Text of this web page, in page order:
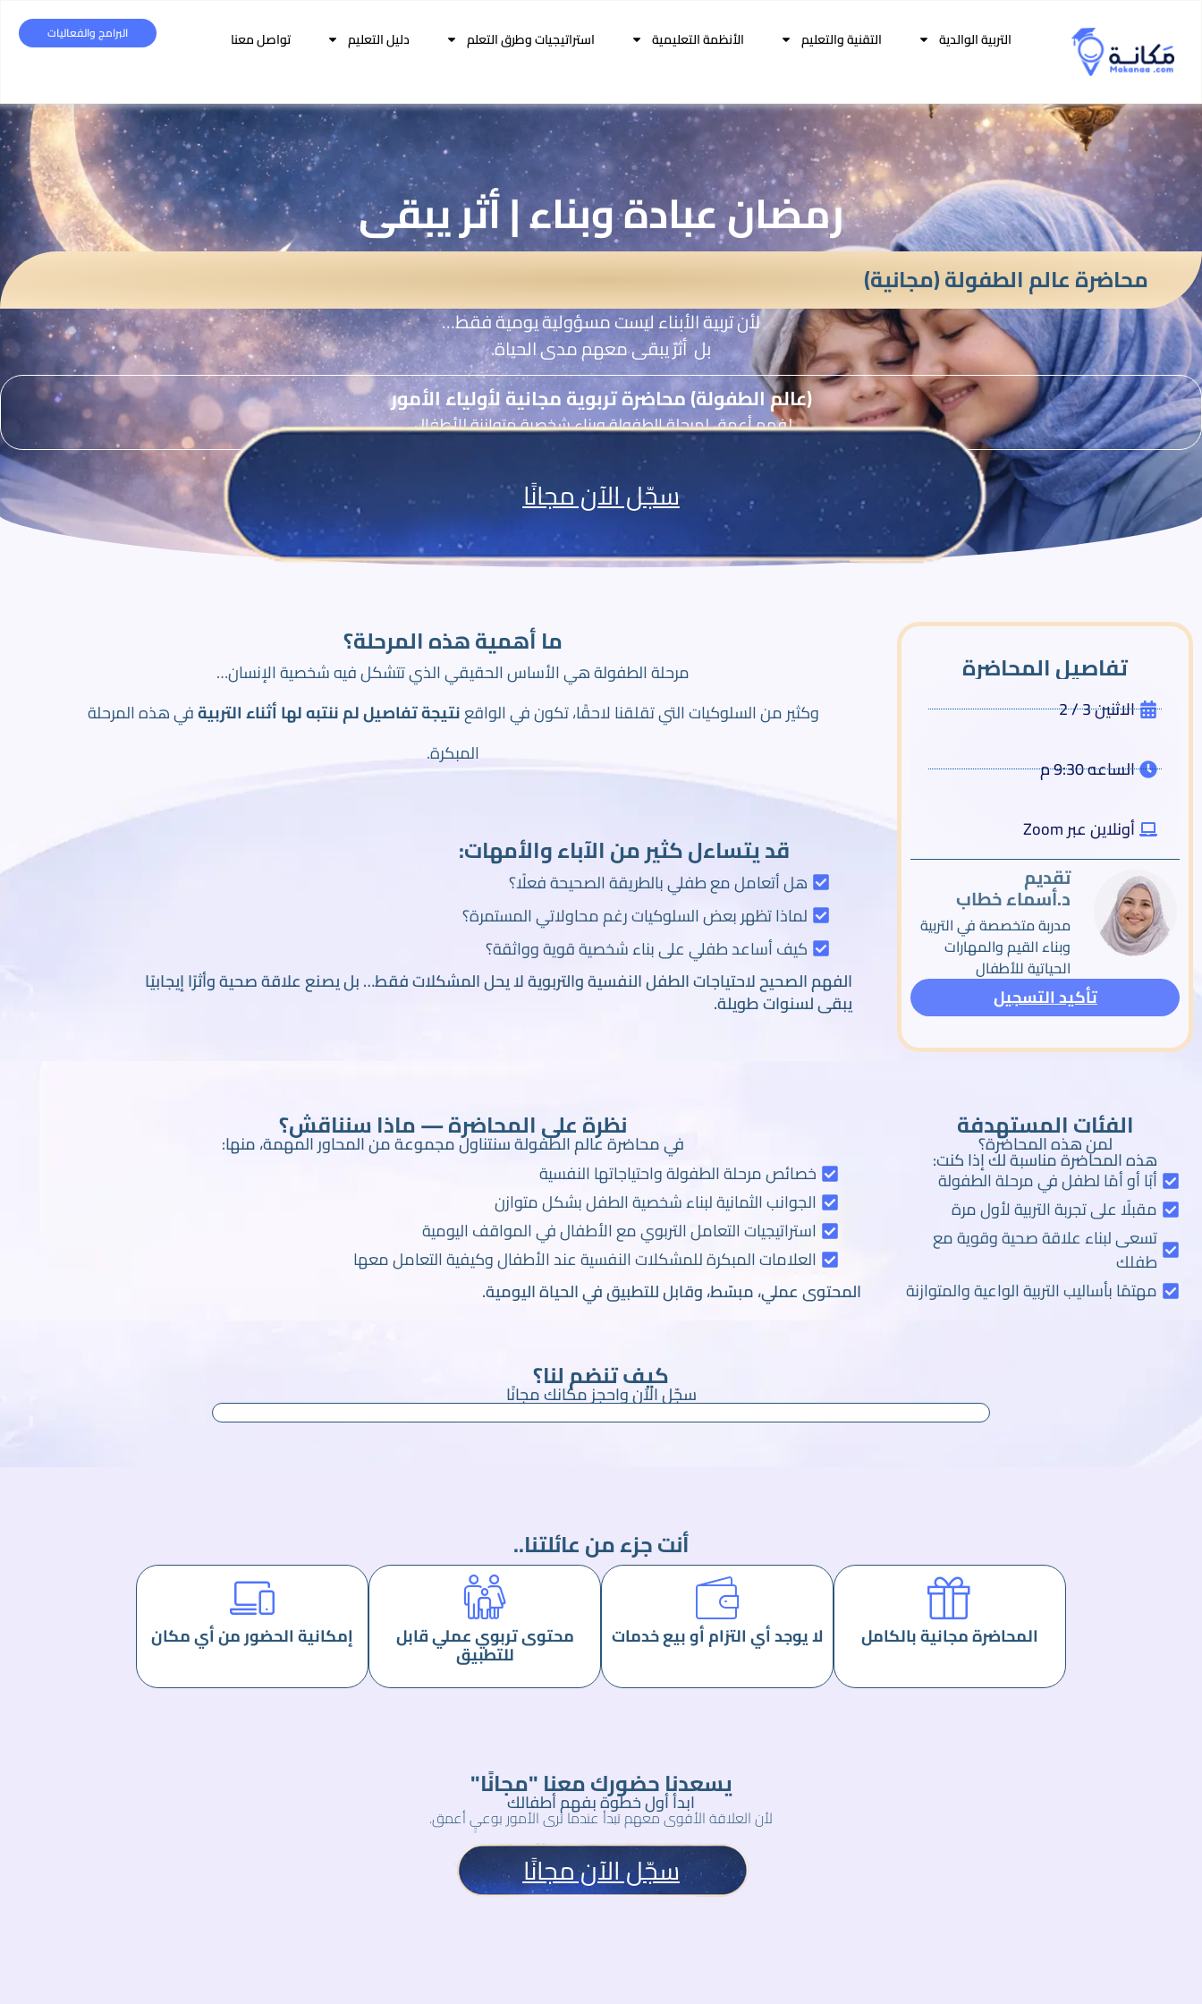
التربية الوالدية التقنية والتعليم الأنظمة التعليمية استراتيجيات وطرق التعلم دليل التعليم تواصل معنا البرامج والفعاليات
رمضان عبادة وبناء | أثر يبقى
محاضرة عالم الطفولة (مجانية)
لأن تربية الأبناء ليست مسؤولية يومية فقط…
بل أثرٌ يبقى معهم مدى الحياة.
(عالم الطفولة) محاضرة تربوية مجانية لأولياء الأمور
لفهم أعمق لمرحلة الطفولة وبناء شخصية متوازنة للأطفال.
سجّل الآن مجانًا
تفاصيل المحاضرة
الاثنين 3 / 2
الساعه 9:30 م
أونلاين عبر Zoom
تقديم
د.أسماء خطاب
مدربة متخصصة في التربية
وبناء القيم والمهارات
الحياتية للأطفال
تأكيد التسجيل
ما أهمية هذه المرحلة؟
مرحلة الطفولة هي الأساس الحقيقي الذي تتشكل فيه شخصية الإنسان…
وكثير من السلوكيات التي تقلقنا لاحقًا، تكون في الواقعنتيجة تفاصيل لم ننتبه لها أثناء التربيةفي هذه المرحلة
المبكرة.
قد يتساءل كثير من الآباء والأمهات:
هل أتعامل مع طفلي بالطريقة الصحيحة فعلًا؟
لماذا تظهر بعض السلوكيات رغم محاولاتي المستمرة؟
كيف أساعد طفلي على بناء شخصية قوية وواثقة؟
الفهم الصحيح لاحتياجات الطفل النفسية والتربوية لا يحل المشكلات فقط… بل يصنع علاقة صحية وأثرًا إيجابيًا
يبقى لسنوات طويلة.
الفئات المستهدفة
لمن هذه المحاضرة؟
هذه المحاضرة مناسبة لك إذا كنت:
أبًا أو أمًا لطفل في مرحلة الطفولة
مقبلًا على تجربة التربية لأول مرة
تسعى لبناء علاقة صحية وقوية مع
طفلك
مهتمًا بأساليب التربية الواعية والمتوازنة
نظرة على المحاضرة — ماذا سنناقش؟
في محاضرة عالم الطفولة سنتناول مجموعة من المحاور المهمة، منها:
خصائص مرحلة الطفولة واحتياجاتها النفسية
الجوانب الثمانية لبناء شخصية الطفل بشكل متوازن
استراتيجيات التعامل التربوي مع الأطفال في المواقف اليومية
العلامات المبكرة للمشكلات النفسية عند الأطفال وكيفية التعامل معها
المحتوى عملي، مبسّط، وقابل للتطبيق في الحياة اليومية.
كيف تنضم لنا؟
سجّل الآن واحجز مكانك مجانًا
أنت جزء من عائلتنا..
إمكانية الحضور من أي مكان محتوى تربوي عملي قابل
للتطبيق
لا يوجد أي التزام أو بيع خدمات المحاضرة مجانية بالكامل
يسعدنا حضورك معنا "مجانًا"
ابدأ أول خطوة بفهم أطفالك
لأن العلاقة الأقوى معهم تبدأ عندما ترى الأمور بوعيٍ أعمق.
سجّل الآن مجانًا